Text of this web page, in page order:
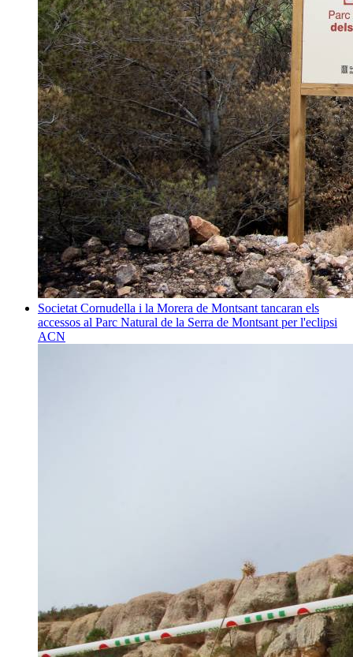
Societat Cornudella i la Morera de Montsant tancaran els
accessos al Parc Natural de la Serra de Montsant per l'eclipsi
ACN